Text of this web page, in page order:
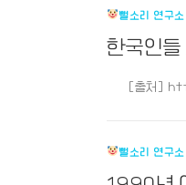
뻘소리 연구소
한국인
[출처]
뻘소리 연구소